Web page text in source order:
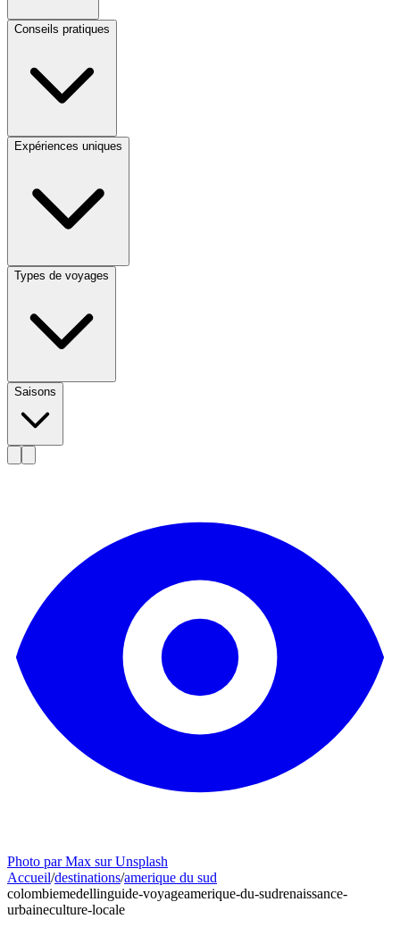
Conseils pratiques
Expériences uniques
Types de voyages
Saisons
Photo par Max sur Unsplash
Accueil/destinations/amerique du sud
colombiemedellinguide-voyageamerique-du-sudrenaissance-
urbaineculture-locale